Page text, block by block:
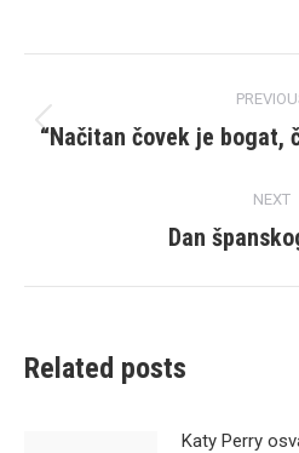
navigation
“Načitan čovek je bogat,
NEXT
Dan
Related posts
Katy Perry